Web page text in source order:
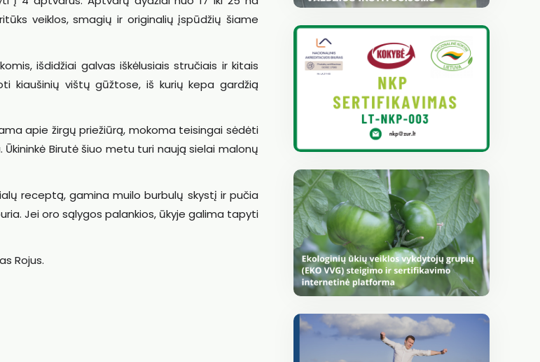
veiklos, smagių ir originalių įspūdžių šiame
išdidžiai galvas iškėlusiais stručiais ir kitais
kiaušinių vištų gūžtose, iš kurių kepa gardžią
apie žirgų priežiūrą, mokoma teisingai sėdėti
Birutė šiuo metu turi naują sielai malonų
receptą, gamina muilo burbulų skystį ir pučia
Jei oro sąlygos palankios, ūkyje galima tapyti
Rojus.